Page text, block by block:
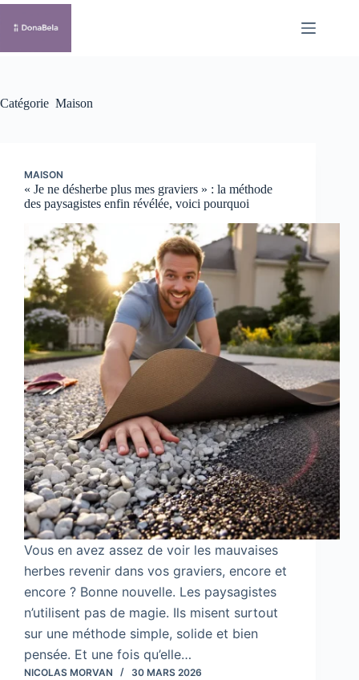
Passer
contenu
Catégorie Maison
MAISON
« Je ne désherbe plus mes graviers » : la méthode
des paysagistes enfin révélée, voici pourquoi
Vous en avez assez de voir les mauvaises
herbes revenir dans vos graviers, encore et
encore ? Bonne nouvelle. Les paysagistes
n’utilisent pas de magie. Ils misent surtout
sur une méthode simple, solide et bien
pensée. Et une fois qu’elle…
NICOLAS MORVAN 30 MARS 2026